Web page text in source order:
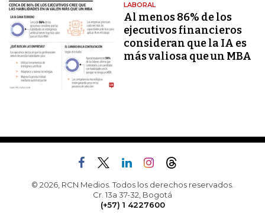
LABORAL
Al menos 86% de los
ejecutivos financieros
consideran que la IA es
más valiosa que un MBA
© 2026, RCN Medios. Todos los derechos reservados.
Cr. 13a 37-32, Bogotá
(+57) 1 4227600